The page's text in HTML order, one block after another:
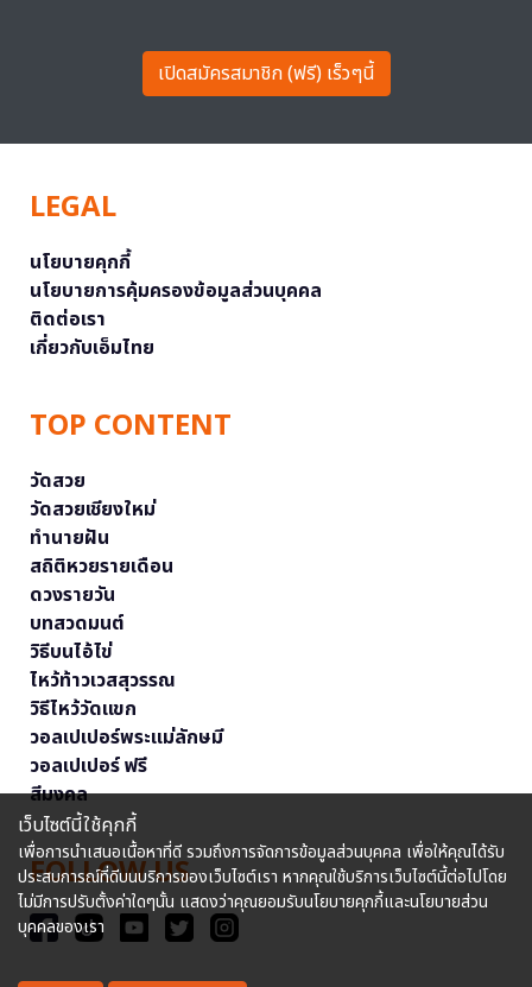
เปิดสมัครสมาชิก (ฟรี) เร็วๆนี้
LEGAL
นโยบายคุกกี้
นโยบายการคุ้มครองข้อมูลส่วนบุคคล
ติดต่อเรา
เกี่ยวกับเอ็มไทย
TOP CONTENT
วัดสวย
วัดสวยเชียงใหม่
ทำนายฝัน
สถิติหวยรายเดือน
ดวงรายวัน
บทสวดมนต์
วิธีบนไอ้ไข่
ไหว้ท้าวเวสสุวรรณ
วิธีไหว้วัดแขก
วอลเปเปอร์พระแม่ลักษมี
วอลเปเปอร์ ฟรี
สีมงคล
FOLLOW US
เว็บไซต์นี้ใช้คุกกี้
เพื่อการนำเสนอเนื้อหาที่ดี รวมถึงการจัดการข้อมูลส่วนบุคคล เพื่อให้คุณได้รับ
ประสบการณ์ที่ดีบนบริการของเว็บไซต์เรา หากคุณใช้บริการเว็บไซต์นี้ต่อไปโดย
ไม่มีการปรับตั้งค่าใดๆนั้น แสดงว่าคุณยอมรับนโยบายคุกกี้และนโยบายส่วน
บุคคลของเรา